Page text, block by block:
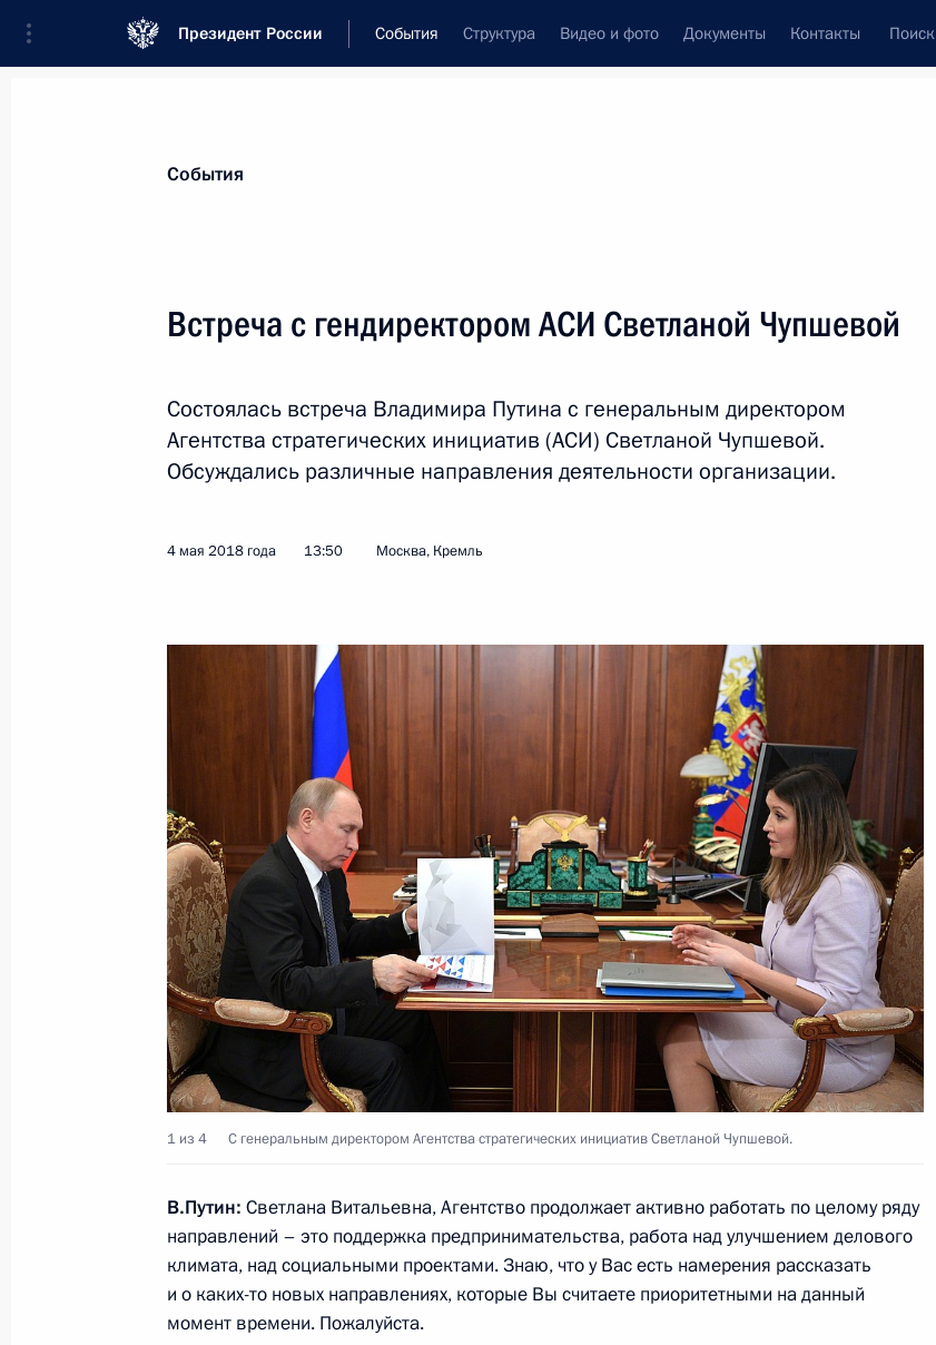
Президент России События Структура Видео и фото Документы Контакты Поиск
Новости
8 мая 2018 года, 15:45 Москва
Поздравление главам ряда государств по случаю 73-й
годовщины Победы в Великой Отечественной войне
7 мая 2018 года, понедельник
Президент подписал Указ «О национальных целях
и стратегических задачах развития Российской Федерации
на период до 2024 года»
7 мая 2018 года, 17:00
Телефонный разговор с Президентом Азербайджана Ильхамом
8 мая Владимир Путин встретится с Президентом Республики
Сербии Александром Вучичем
7 мая 2018 года, 15:30
События
Встреча с гендиректором АСИ Светланой Чупшевой
Состоялась встреча Владимира Путина с генеральным директором
Агентства стратегических инициатив (АСИ) Светланой Чупшевой.
Обсуждались различные направления деятельности организации.
4 мая 2018 года 13:50 Москва, Кремль
1 из 4 С генеральным директором Агентства стратегических инициатив Светланой Чупшевой.
В.Путин: Светлана Витальевна, Агентство продолжает активно работать по целому ряду
направлений – это поддержка предпринимательства, работа над улучшением делового
климата, над социальными проектами. Знаю, что у Вас есть намерения рассказать
и о каких-то новых направлениях, которые Вы считаете приоритетными на данный
момент времени. Пожалуйста.